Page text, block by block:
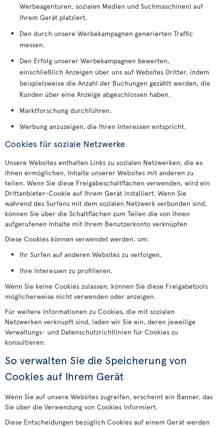
Werbeagenturen, sozialen Medien und Suchmaschinen) auf
Ihrem Gerät platziert.
Den durch unsere Werbekampagnen generierten Traffic
messen.
Den Erfolg unserer Werbekampagnen bewerten,
einschließlich Anzeigen über uns auf Websites Dritter, indem
beispielsweise die Anzahl der Buchungen gezählt werden, die
Kunden über eine Anzeige abgeschlossen haben.
Marktforschung durchführen.
Werbung anzuzeigen, die Ihren Interessen entspricht.
Cookies für soziale Netzwerke
Unsere Websites enthalten Links zu sozialen Netzwerken, die es
Ihnen ermöglichen, Inhalte unserer Websites mit anderen zu
teilen. Wenn Sie diese Freigabeschaltflächen verwenden, wird ein
Drittanbieter-Cookie auf Ihrem Gerät installiert. Wenn Sie
während des Surfens mit dem sozialen Netzwerk verbunden sind,
können Sie über die Schaltflächen zum Teilen die von Ihnen
aufgerufenen Inhalte mit Ihrem Benutzerkonto verknüpfen
Diese Cookies können verwendet werden, um:
Ihr Surfen auf anderen Websites zu verfolgen.
Ihre Interessen zu profilieren.
Wenn Sie keine Cookies zulassen, können Sie diese Freigabetools
möglicherweise nicht verwenden oder anzeigen.
Für weitere Informationen zu Cookies, die mit sozialen
Netzwerken verknüpft sind, laden wir Sie ein, deren jeweilige
Verwaltungs- und Datenschutzrichtlinien für Cookies zu
konsultieren.
So verwalten Sie die Speicherung von
Cookies auf Ihrem Gerät
Wenn Sie auf unsere Websites zugreifen, erscheint ein Banner, das
Sie über die Verwendung von Cookies informiert.
Diese Entscheidungen bezüglich Cookies auf einem Gerät werden